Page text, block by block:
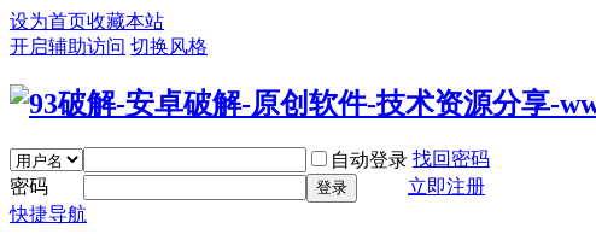
设为首页收藏本站
开启辅助访问 切换风格
自动登录 找回密码
密码
登录
立即注册
快捷导航